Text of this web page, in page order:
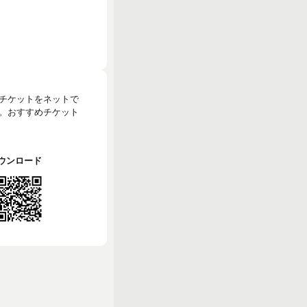
ケットをネットで
おすすめチケット
ンロード